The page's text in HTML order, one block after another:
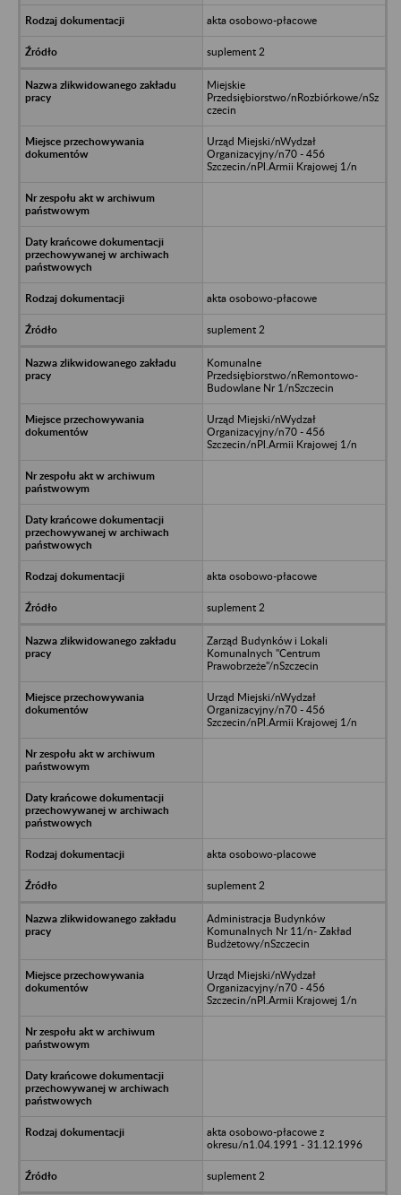
akta osobowo-płacowe
suplement 2
Miejskie
Przedsiębiorstwo/nRozbiórkowe/nSz
czecin
Urząd Miejski/nWydzał
Organizacyjny/n70 - 456
Szczecin/nPl.Armii Krajowej 1/n
akta osobowo-płacowe
suplement 2
Komunalne
Przedsiębiorstwo/nRemontowo-
Budowlane Nr 1/nSzczecin
Urząd Miejski/nWydzał
Organizacyjny/n70 - 456
Szczecin/nPl.Armii Krajowej 1/n
akta osobowo-płacowe
suplement 2
Zarząd Budynków i Lokali
Komunalnych "Centrum
Prawobrzeże"/nSzczecin
Urząd Miejski/nWydzał
Organizacyjny/n70 - 456
Szczecin/nPl.Armii Krajowej 1/n
akta osobowo-placowe
suplement 2
Administracja Budynków
Komunalnych Nr 11/n- Zakład
Budżetowy/nSzczecin
Urząd Miejski/nWydzał
Organizacyjny/n70 - 456
Szczecin/nPl.Armii Krajowej 1/n
akta osobowo-płacowe z
okresu/n1.04.1991 - 31.12.1996
suplement 2